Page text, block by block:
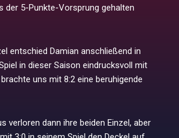
der 5-Punkte-Vorsprung gehalten
entschied Damian anschließend in
in dieser Saison eindrucksvoll mit
uns mit 8:2 eine beruhigende
verloren dann ihre beiden Einzel, aber